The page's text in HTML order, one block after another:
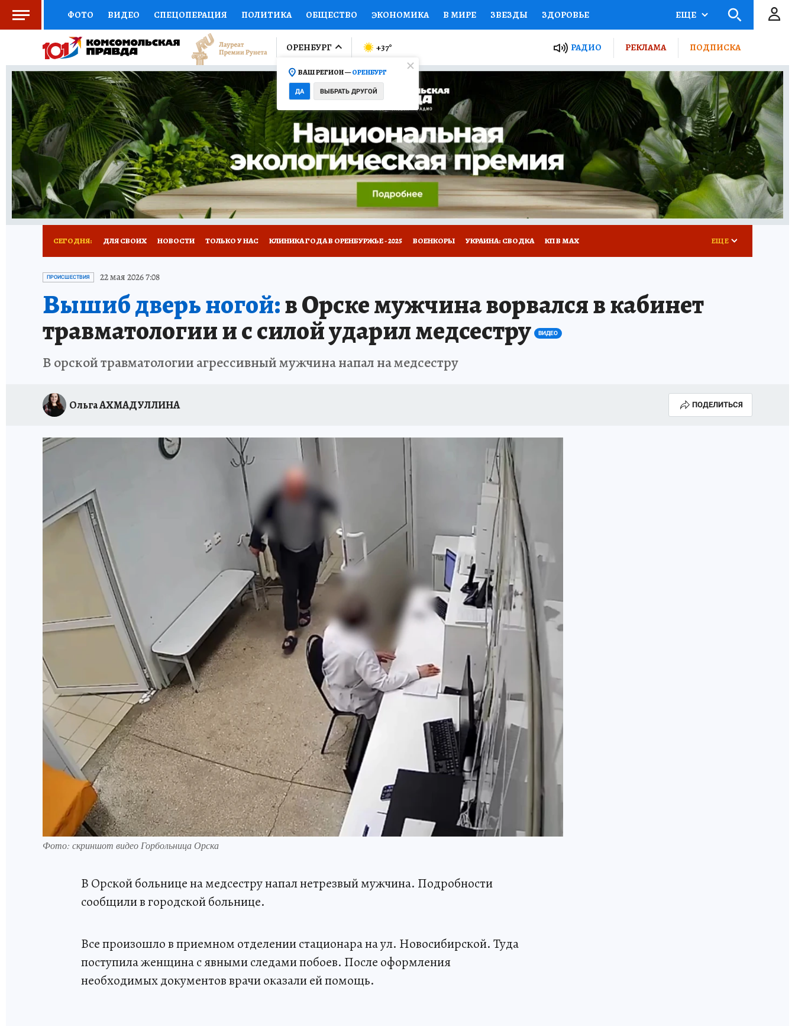
ФОТО ВИДЕО СПЕЦОПЕРАЦИЯ ПОЛИТИКА ОБЩЕСТВО ЭКОНОМИКА В МИРЕ ЗВЕЗДЫ ЗДОРОВЬЕ
СОЦПОДДЕРЖКА НАУКА СПОРТ КОЛУМНИСТЫ ПРОИСШЕСТВИЯ НАЦИОНАЛЬНЫЕ ПРОЕКТЫ РОССИИ
ВЫБОР ЭКСПЕРТОВ ДОКТОР ФИНАНСЫ ОТКРЫВАЕМ МИР Я ЗНАЮ СЕМЬЯ ЖЕНСКИЕ СЕКРЕТЫ ПУТЕВОДИТЕЛЬ
КНИЖНАЯ ПОЛКА ПРОГНОЗЫ НА СПОРТ ПРОМОКОДЫ СЕРИАЛЫ СПЕЦПРОЕКТЫ ДЕФИЦИТ ЖЕЛЕЗА ТУРИЗМ
ПРЕСС-ЦЕНТР НЕДВИЖИМОСТЬ ТЕЛЕВИЗОР КОЛЛЕКЦИИ КОНКУРСЫ РАБОТА У НАС ГИД ПОТРЕБИТЕЛЯ ВСЕ О КП
РАДИО КП РЕКЛАМА ТЕСТЫ НОВОЕ НА САЙТЕ
ЕЩЕ
ОРЕНБУРГ
ВАШ РЕГИОН —ОРЕНБУРГ
ДА ВЫБРАТЬ ДРУГОЙ
+37° РАДИО РЕКЛАМА ПОДПИСКА
СЕГОДНЯ: ДЛЯ СВОИХ НОВОСТИ ТОЛЬКО У НАС КЛИНИКА ГОДА В ОРЕНБУРЖЬЕ - 2025 ВОЕНКОРЫ УКРАИНА: СВОДКА КП В МАХ
СПОРТАКТИВ ОРЕНБУРЖЬЯ - 2025
ИСПЫТАНО НА СЕБЕ
ЕЩЕ
ПРОИСШЕСТВИЯ 22 мая 2026 7:08
Вышиб дверь ногой:в Орске мужчина ворвался в кабинет
травматологии и с силой ударил медсестру ВИДЕО
В орской травматологии агрессивный мужчина напал на медсестру
Ольга АХМАДУЛЛИНА ПОДЕЛИТЬСЯ
Фото: скриншот видео Горбольница Орска
В Орской больнице на медсестру напал нетрезвый мужчина. Подробности
сообщили в городской больнице.
Все произошло в приемном отделении стационара на ул. Новосибирской. Туда
поступила женщина с явными следами побоев. После оформления
необходимых документов врачи оказали ей помощь.